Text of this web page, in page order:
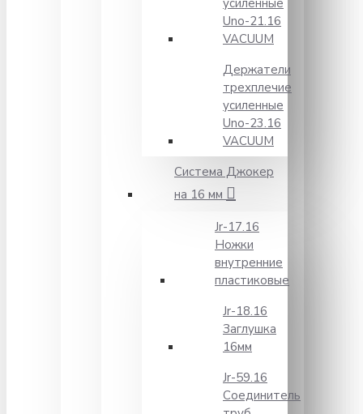
усиленные
Uno-21.16
VACUUM
Держатели
трехплечие
усиленные
Unо-23.16
VACUUM
Система Джокер
на 16 мм
Jr-17.16
Ножки
внутренние
пластиковые
Jr-18.16
Заглушка
16мм
Jr-59.16
Соединитель